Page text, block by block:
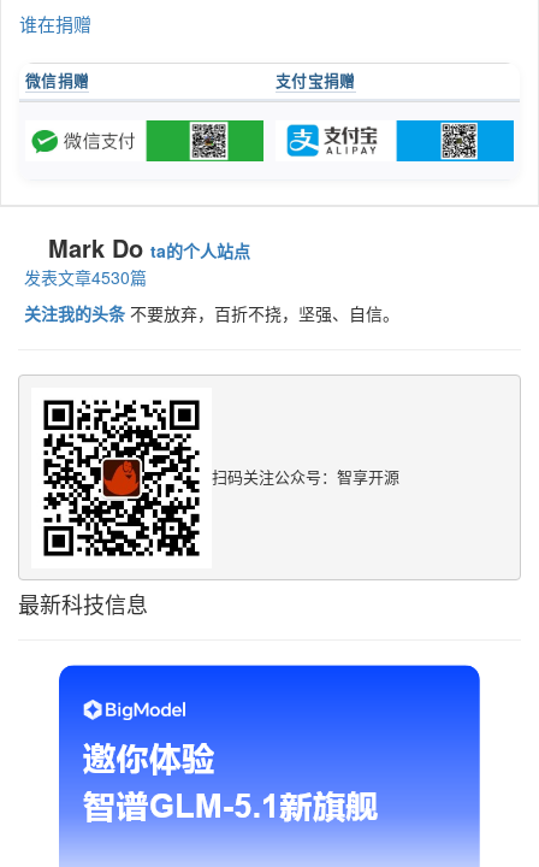
谁在捐赠
微信捐赠 支付宝捐赠
Mark Do ta的个人站点
发表文章4530篇
关注我的头条 不要放弃，百折不挠，坚强、自信。
扫码关注公众号：智享开源
最新科技信息